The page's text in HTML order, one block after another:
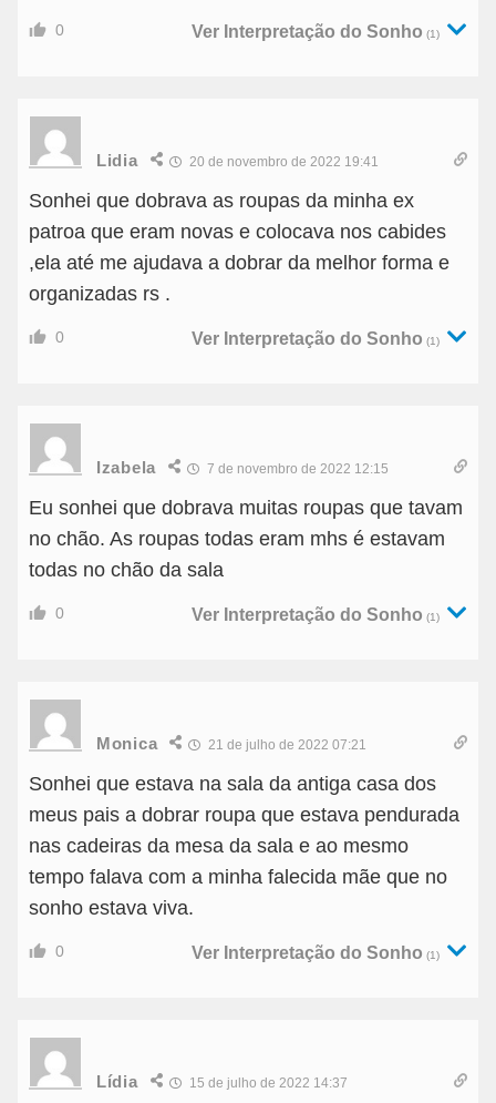
0 Ver Interpretação do Sonho (1)
Lidia 20 de novembro de 2022 19:41
Sonhei que dobrava as roupas da minha ex
patroa que eram novas e colocava nos cabides
,ela até me ajudava a dobrar da melhor forma e
organizadas rs .
0 Ver Interpretação do Sonho (1)
Izabela 7 de novembro de 2022 12:15
Eu sonhei que dobrava muitas roupas que tavam
no chão. As roupas todas eram mhs é estavam
todas no chão da sala
0 Ver Interpretação do Sonho (1)
Monica 21 de julho de 2022 07:21
Sonhei que estava na sala da antiga casa dos
meus pais a dobrar roupa que estava pendurada
nas cadeiras da mesa da sala e ao mesmo
tempo falava com a minha falecida mãe que no
sonho estava viva.
0 Ver Interpretação do Sonho (1)
Lídia 15 de julho de 2022 14:37